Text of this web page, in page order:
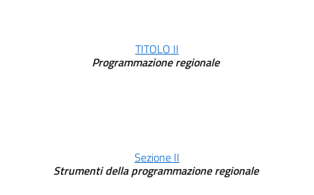
TITOLO II
Programmazione regionale
Sezione II
Strumenti della programmazione regionale